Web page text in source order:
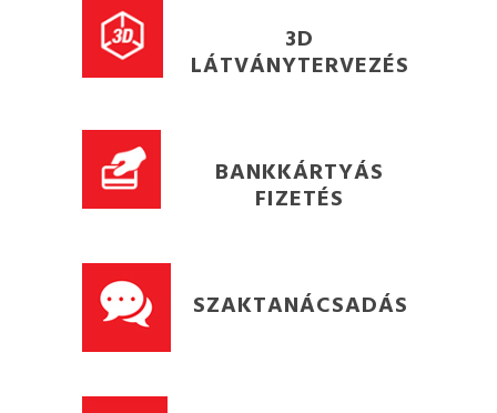
3D
LÁTVÁNYTERVEZÉS
BANKKÁRTYÁS
FIZETÉS
SZAKTANÁCSADÁS